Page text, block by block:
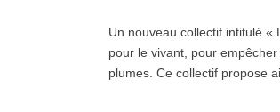
Un nouveau collectif intitulé
pour le vivant, pour
plumes. Ce collectif propose